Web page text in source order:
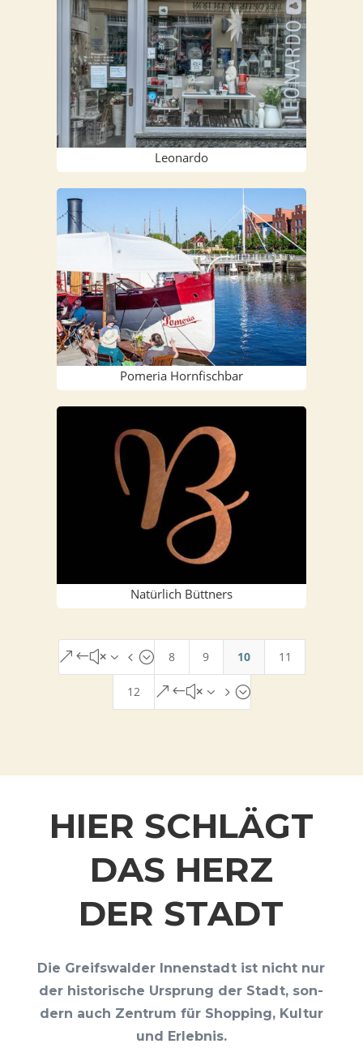
Leo­nar­do
Pome­ria Hornfischbar
Natür­lich Büttners
&#x34; 8 9 10 11
12 &#x35;
HIER SCHLÄGT
DAS HERZ
DER STADT
Die Greifs­wal­der Innen­stadt ist nicht nur
der his­to­ri­sche Ursprung der Stadt, son­
dern auch Zen­trum für Shop­ping, Kul­tur
und Erlebnis.